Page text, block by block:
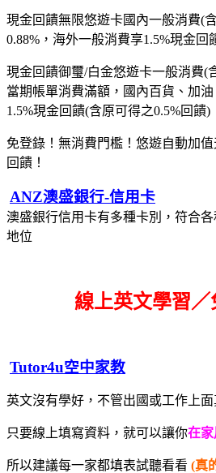
現金回饋無限悠遊卡國內一般消費(
0.88%，海外一般消費享1.5%現金回
現金回饋御璽/白金悠遊卡一般消費(
當期帳單消費滿額，國內百貨、加
1.5%現金回饋(含原可得之0.5%回饋)
免登錄！無消費門檻！悠遊自動加
回饋！
ANZ澳盛銀行-信用卡
澳盛銀行信用卡有多種卡別，符合
地位
線上英文學習／
Tutor4u空中家教
英文沒有學好，不管出國或工作上
只要線上填寫資料，就可以讓你在
所以建議每一家都填表試聽看看 (真